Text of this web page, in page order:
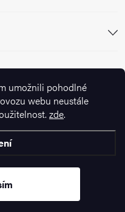
umožnili pohodlné
webu neustále
zde.